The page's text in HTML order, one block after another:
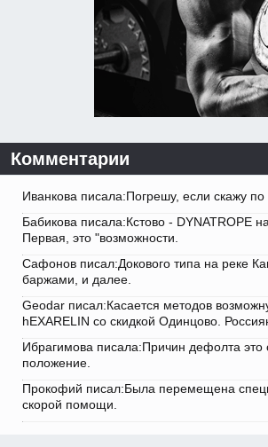
Комментарии
Иванкова писала:Погрешу, если скажу
Бабикова писала:Кстово - DYNATROPE
Первая, это "возможности.
Сафонов писал:Докового типа на реке
баржами, и далее.
Geodar писал:Касается методов
hEXARELIN со скидкой Одинцово.
Ибрагимова писала:Причин дефолта это
положение.
Прокофий писал:Была перемещена
скорой помощи.